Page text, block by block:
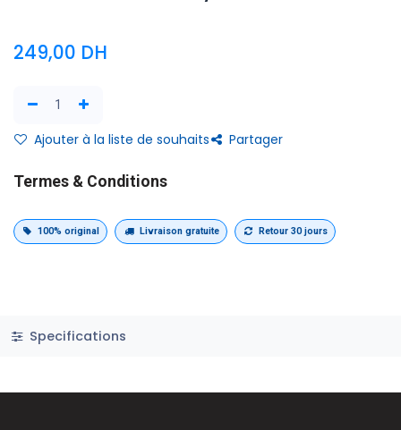
249,00 DH
Ajouter à la liste de souhaits Partager
Termes & Conditions
100% original Livraison gratuite Retour 30 jours
Specifications